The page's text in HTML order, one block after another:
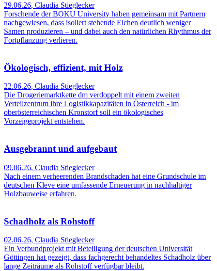
29.06.26, Claudia Stieglecker
Forschende der BOKU University haben gemeinsam mit Partnern
nachgewiesen, dass isoliert stehende Eichen deutlich weniger
Samen produzieren – und dabei auch den natürlichen Rhythmus der
Fortpflanzung verlieren.
Ökologisch, effizient, mit Holz
22.06.26, Claudia Stieglecker
Die Drogeriemarktkette dm verdoppelt mit einem zweiten
Verteilzentrum ihre Logistikkapazitäten in Österreich - im
oberösterreichischen Kronstorf soll ein ökologisches
Vorzeigeprojekt entstehen.
Ausgebrannt und aufgebaut
09.06.26, Claudia Stieglecker
Nach einem verheerenden Brandschaden hat eine Grundschule im
deutschen Kleve eine umfassende Erneuerung in nachhaltiger
Holzbauweise erfahren.
Schadholz als Rohstoff
02.06.26, Claudia Stieglecker
Ein Verbundprojekt mit Beteiligung der deutschen Universität
Göttingen hat gezeigt, dass fachgerecht behandeltes Schadholz über
lange Zeiträume als Rohstoff verfügbar bleibt.